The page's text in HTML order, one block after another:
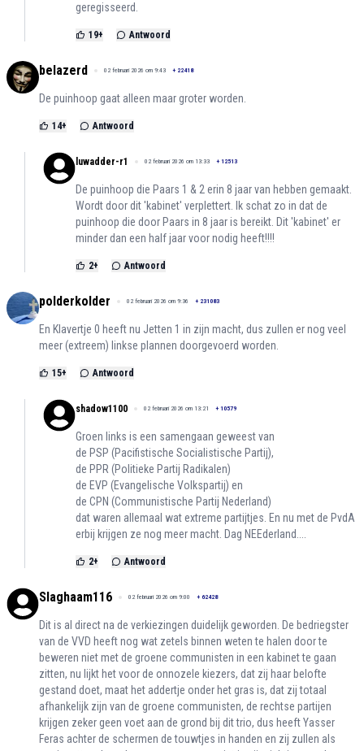
geregisseerd.
19+ Antwoord
belazerd 02 februari 2026 om 9:43 + 22418
De puinhoop gaat alleen maar groter worden.
14+ Antwoord
luwadder-r1 02 februari 2026 om 13:33 + 12513
De puinhoop die Paars 1 & 2 erin 8 jaar van hebben gemaakt.
Wordt door dit 'kabinet' verplettert. Ik schat zo in dat de
puinhoop die door Paars in 8 jaar is bereikt. Dit 'kabinet' er
minder dan een half jaar voor nodig heeft!!!!
2+ Antwoord
polderkolder 02 februari 2026 om 9:36 + 231083
En Klavertje 0 heeft nu Jetten 1 in zijn macht, dus zullen er nog veel
meer (extreem) linkse plannen doorgevoerd worden.
15+ Antwoord
shadow1100 02 februari 2026 om 13:21 + 10579
Groen links is een samengaan geweest van
de PSP (Pacifistische Socialistische Partij),
de PPR (Politieke Partij Radikalen)
de EVP (Evangelische Volkspartij) en
de CPN (Communistische Partij Nederland)
dat waren allemaal wat extreme partijtjes. En nu met de PvdA
erbij krijgen ze nog meer macht. Dag NEEderland....
2+ Antwoord
Slaghaam116 02 februari 2026 om 9:00 + 62428
Dit is al direct na de verkiezingen duidelijk geworden. De bedriegster
van de VVD heeft nog wat zetels binnen weten te halen door te
beweren niet met de groene communisten in een kabinet te gaan
zitten, nu lijkt het voor de onnozele kiezers, dat zij haar belofte
gestand doet, maat het addertje onder het gras is, dat zij totaal
afhankelijk zijn van de groene communisten, de rechtse partijen
krijgen zeker geen voet aan de grond bij dit trio, dus heeft Yasser
Feras achter de schermen de touwtjes in handen en zij zullen als